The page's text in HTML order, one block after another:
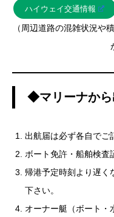
ハイウェイ交通情報
（周辺道路の混雑状況や
◆マリーナから
出航届は必ず各自でご
ボート免許・船舶検査
帰港予定時刻より遅く
下さい。
オーナー艇（ボート・